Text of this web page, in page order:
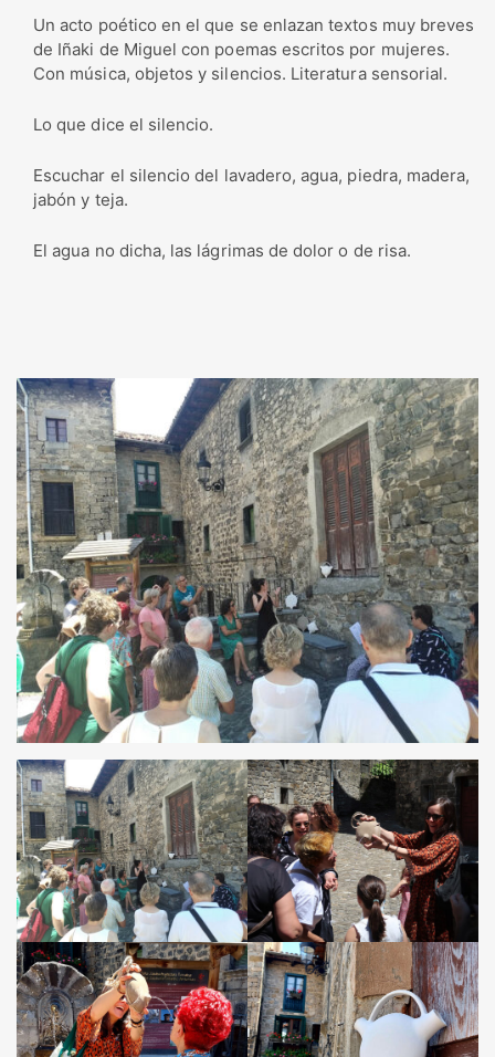
Un acto poético en el que se enlazan textos muy breves
de Iñaki de Miguel con poemas escritos por mujeres.
Con música, objetos y silencios. Literatura sensorial.
Lo que dice el silencio.
Escuchar el silencio del lavadero, agua, piedra, madera,
jabón y teja.
El agua no dicha, las lágrimas de dolor o de risa.